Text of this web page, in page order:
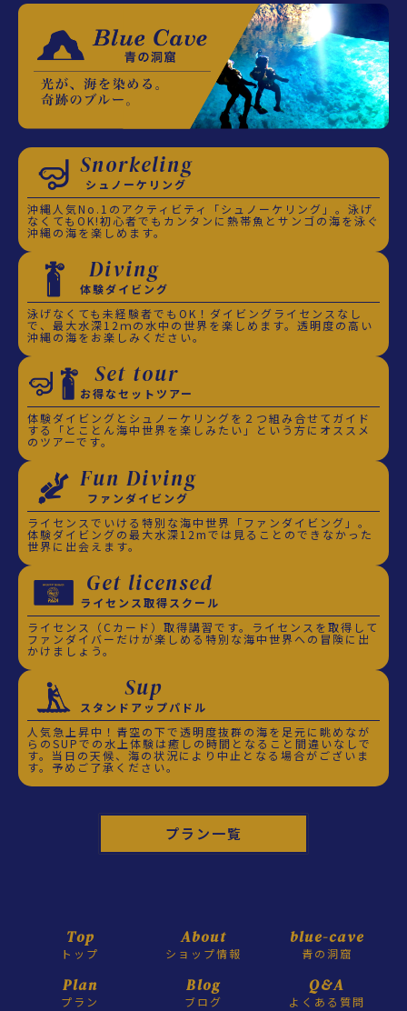
Snorkeling
シュノーケリング
沖縄人気No.1のアクティビティ「シュノーケリング」。泳げ
なくてもOK!初心者でもカンタンに熱帯魚とサンゴの海を泳ぐ
沖縄の海を楽しめます。
Diving
体験ダイビング
泳げなくても未経験者でもOK！ダイビングライセンスなし
で、最大水深12ｍの水中の世界を楽しめます。透明度の高い
沖縄の海をお楽しみください。
Set tour
お得なセットツアー
体験ダイビングとシュノーケリングを２つ組み合せてガイド
する「とことん海中世界を楽しみたい」という方にオススメ
のツアーです。
Fun Diving
ファンダイビング
ライセンスでいける特別な海中世界「ファンダイビング」。
体験ダイビングの最大水深12mでは見ることのできなかった
世界に出会えます。
Get licensed
ライセンス取得スクール
ライセンス（Cカード）取得講習です。ライセンスを取得して
ファンダイバーだけが楽しめる特別な海中世界への冒険に出
かけましょう。
Sup
スタンドアップパドル
人気急上昇中！青空の下で透明度抜群の海を足元に眺めなが
らのSUPでの水上体験は癒しの時間となること間違いなしで
す。当日の天候、海の状況により中止となる場合がございま
す。予めご了承ください。
プラン一覧
Top
トップ
About
ショップ情報
blue-cave
青の洞窟
Plan
プラン
Blog
ブログ
Q&A
よくある質問